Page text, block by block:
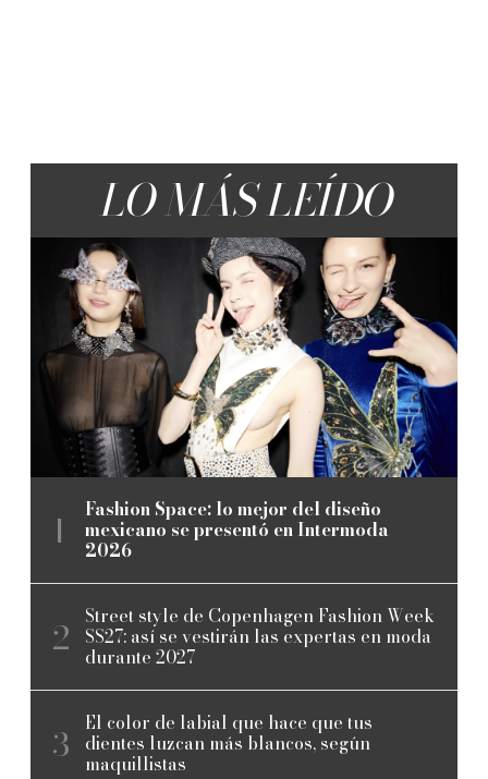
LO MÁS LEÍDO
Fashion Space: lo mejor del diseño
mexicano se presentó en Intermoda
2026
Street style de Copenhagen Fashion Week
SS27: así se vestirán las expertas en moda
durante 2027
El color de labial que hace que tus
dientes luzcan más blancos, según
maquillistas